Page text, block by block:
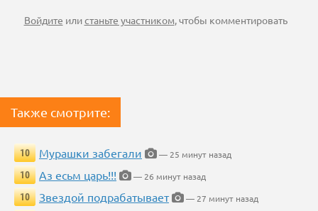
Войдите илистаньте участником, чтобы комментировать
Также смотрите:
10 Мурашки забегали
— 25 минут назад
10
Аз есьм царь!!!
— 26 минут назад
10
Звездой подрабатывает
— 27 минут назад